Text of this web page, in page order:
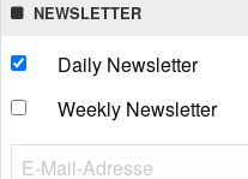
NEWSLETTER
Daily Newsletter
Weekly Newsletter